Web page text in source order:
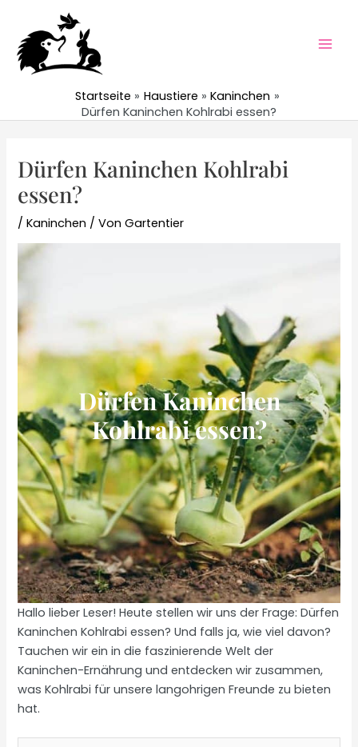
springen
Startseite Haustiere
Kaninchen
Dürfen Kaninchen Kohlrabi essen?
Dürfen Kaninchen Kohlrabi
essen?
/Kaninchen / VonGartentier
Dürfen Kaninchen
Kohlrabi essen?
Hallo lieber Leser! Heute stellen wir uns der Frage: Dürfen
Kaninchen Kohlrabi essen? Und falls ja, wie viel davon?
Tauchen wir ein in die faszinierende Welt der
Kaninchen-Ernährung und entdecken wir zusammen,
was Kohlrabi für unsere langohrigen Freunde zu bieten
hat.